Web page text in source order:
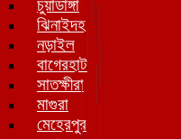
চুয়াডাঙ্গা
ঝিনাইদহ
নড়াইল
বাগেরহাট
সাতক্ষীরা
মাগুরা
মেহেরপুর